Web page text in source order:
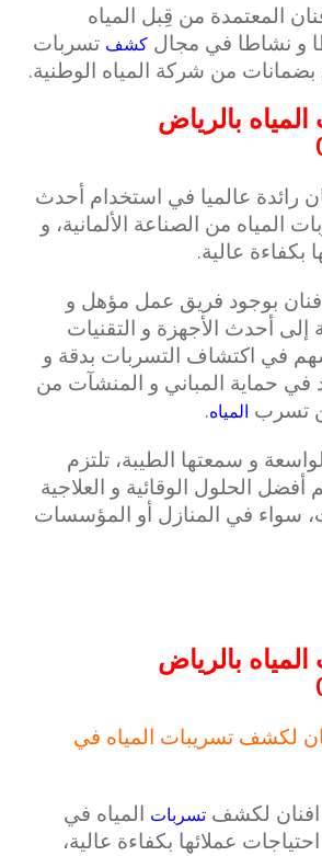
المعتمدة من قِبل المياه
و نشاطا في مجال كشف تسربات
بضمانات من شركة المياه الوطنية.
بالرياض
رائدة عالميا في استخدام أحدث
من الصناعة الألمانية، و
بكفاءة عالية.
بوجود فريق عمل مؤهل و
أحدث الأجهزة و التقنيات
في اكتشاف التسربات بدقة و
حماية المباني و المنشآت من
تسرب المياه.
و سمعتها الطيبة، تلتزم
أفضل الحلول الوقائية و العلاجية
سواء في المنازل أو المؤسسات
بالرياض
لكشف تسريبات المياه في
لكشف تسربات المياه في
عملائها بكفاءة عالية،